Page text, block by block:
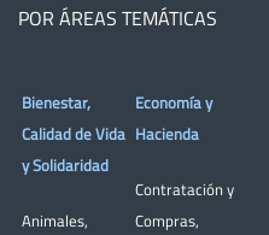
POR ÁREAS TEMÁTICAS
Bienestar,
Calidad de Vida
y Solidaridad
Animales,
Economía y
Hacienda
Contratación y
Compras,